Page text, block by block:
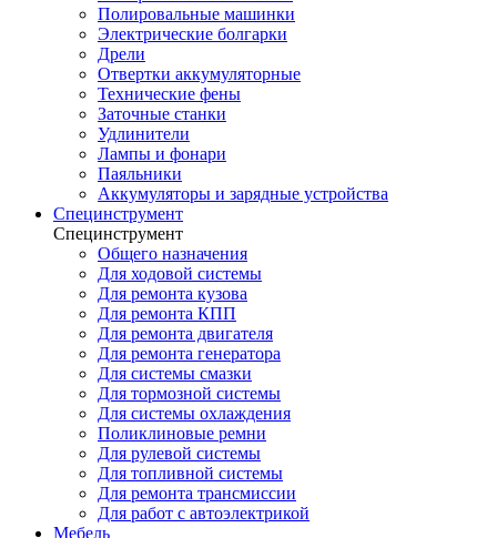
Полировальные машинки
Электрические болгарки
Дрели
Отвертки аккумуляторные
Технические фены
Заточные станки
Удлинители
Лампы и фонари
Паяльники
Аккумуляторы и зарядные устройства
Специнструмент
Специнструмент
Общего назначения
Для ходовой системы
Для ремонта кузова
Для ремонта КПП
Для ремонта двигателя
Для ремонта генератора
Для системы смазки
Для тормозной системы
Для системы охлаждения
Поликлиновые ремни
Для рулевой системы
Для топливной системы
Для ремонта трансмиссии
Для работ с автоэлектрикой
Мебель